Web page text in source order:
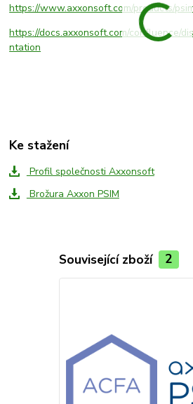
https://www.axxonsoft.com/products/
https://docs.axxonsoft.com/confluence/
ntation
Ke stažení
Profil společnosti Axxonsoft
Brožura Axxon PSIM
Související zboží 2